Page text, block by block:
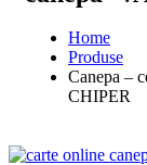
Home
Produse
Canepa –
CHIPER